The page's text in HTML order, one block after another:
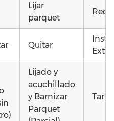
Lijar
parquet
Quitar
Lijado y
acuchillado
y Barnizar
Parquet